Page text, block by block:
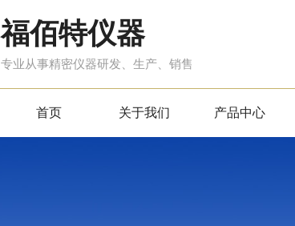
福佰特仪器
专业从事精密仪器研发、生产、销售
首页 关于我们 产品中心